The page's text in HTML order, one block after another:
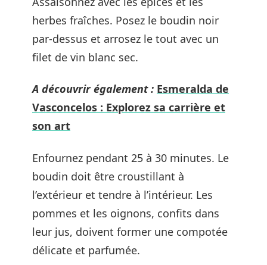
herbes fraîches. Posez le boudin noir
par-dessus et arrosez le tout avec un
filet de vin blanc sec.
A découvrir également : Esmeralda de
Vasconcelos : Explorez sa carrière et
son art
Enfournez pendant 25 à 30 minutes. Le
boudin doit être croustillant à
l’extérieur et tendre à l’intérieur. Les
pommes et les oignons, confits dans
leur jus, doivent former une compotée
délicate et parfumée.